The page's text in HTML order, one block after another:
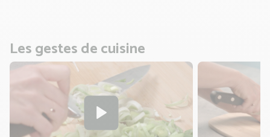
Les gestes de cuisine